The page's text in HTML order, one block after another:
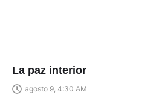
La paz interior
agosto 9, 4:30 AM